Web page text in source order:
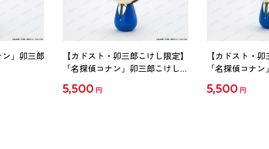
」卯三郎
【カドスト・卯三郎こけし限定】
「名探偵コナン」卯三郎こけし
5,500 円
【カドスト・
「名探偵コナ
5,500 円